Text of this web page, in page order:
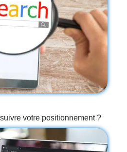
votre positionnement ?